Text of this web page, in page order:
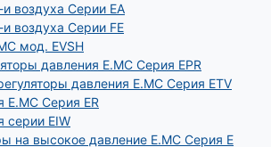
воздуха Серии EA
воздуха Серии FE
мод. EVSH
давления E.MC Серия EPR
давления E.MC Серия ETV
E.MC Серия ER
серии EIW
на высокое давление E.MC Серия E